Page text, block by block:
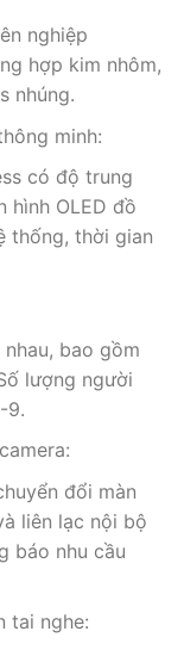
nghiệp
hợp kim nhôm,
nhúng.
minh:
có độ trung
hình OLED đồ
thống, thời gian
bao gồm
lượng người
9.
đổi màn
liên lạc nội bộ
báo nhu cầu
tai nghe: